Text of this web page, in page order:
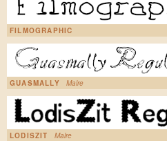
FILMOGRAPHIC
GUASMALLY Malre
LODISZIT Malre